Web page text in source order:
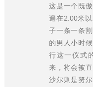
这是一个既
遍在2.00米
子一条一条
的男人小时
行这一仪式
来，将会被
沙尔则是努